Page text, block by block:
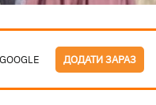
ДОДАТИ ЗАРАЗ